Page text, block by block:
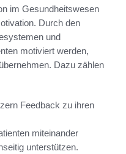
im Gesundheitswesen
Durch den
und
motiviert werden,
Dazu zählen
Feedback zu ihren
miteinander
unterstützen.